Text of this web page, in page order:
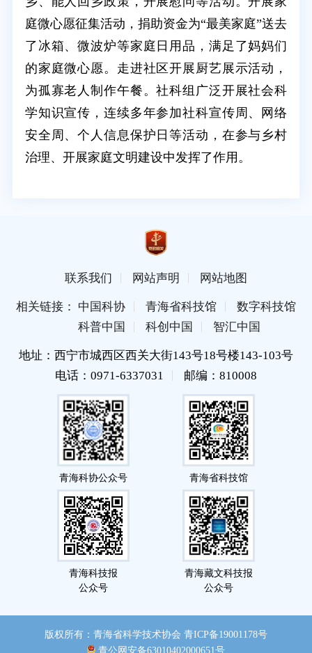
庭微心愿征集活动，捐助资金为“最美家庭”送去
了冰箱、微波炉等家庭日用品，满足了妈妈们
的家庭微心愿。走进社区开展厨艺展示活动，
为孤寡老人制作午餐。社科组广泛开展社会科
学知识宣传，连续多年参加社科宣传周、网络
安全周、个人信息保护日等活动，在参与乡村
治理、开展家庭文明建设中发挥了作用。
联系我们 网站声明 网站地图
相关链接： 中国科协 青海省科技馆
数字科技馆
科普中国
科创中国 智汇中国
地址：西宁市城西区西关大街143号18号楼143-103号
电话：0971-6337031
邮编：810008
青海科协公众号 青海省科技馆
青海科技报
公众号
青海藏文科技报
公众号
版权所有：青海省科学技术协会 青ICP备19001178号
青公网安备63010402000651号